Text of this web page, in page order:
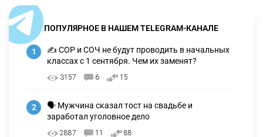
ПОПУЛЯРНОЕ В НАШЕМ TELEGRAM-КАНАЛЕ
1
✍️ СОР и СОЧ не будут проводить в начальных
классах с 1 сентября. Чем их заменят?
3157 6 15
2
🗣 Мужчина сказал тост на свадьбе и
заработал уголовное дело
2887 11 88